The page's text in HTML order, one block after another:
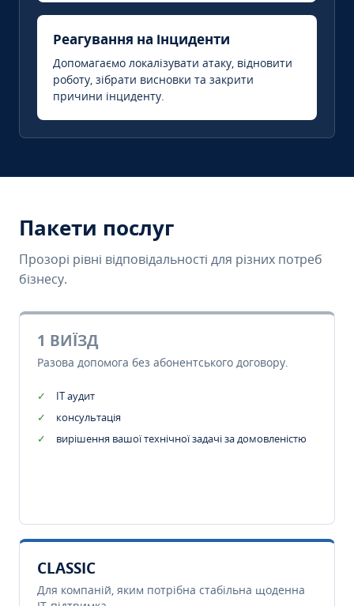
Реагування на інциденти
Допомагаємо локалізувати атаку, відновити
роботу, зібрати висновки та закрити
причини інциденту.
Пакети послуг
Прозорі рівні відповідальності для різних потреб
бізнесу.
1 ВИЇЗД
Разова допомога без абонентського договору.
IT аудит
консультація
вирішення вашої технічної задачі за домовленістю
CLASSIC
Для компаній, яким потрібна стабільна щоденна